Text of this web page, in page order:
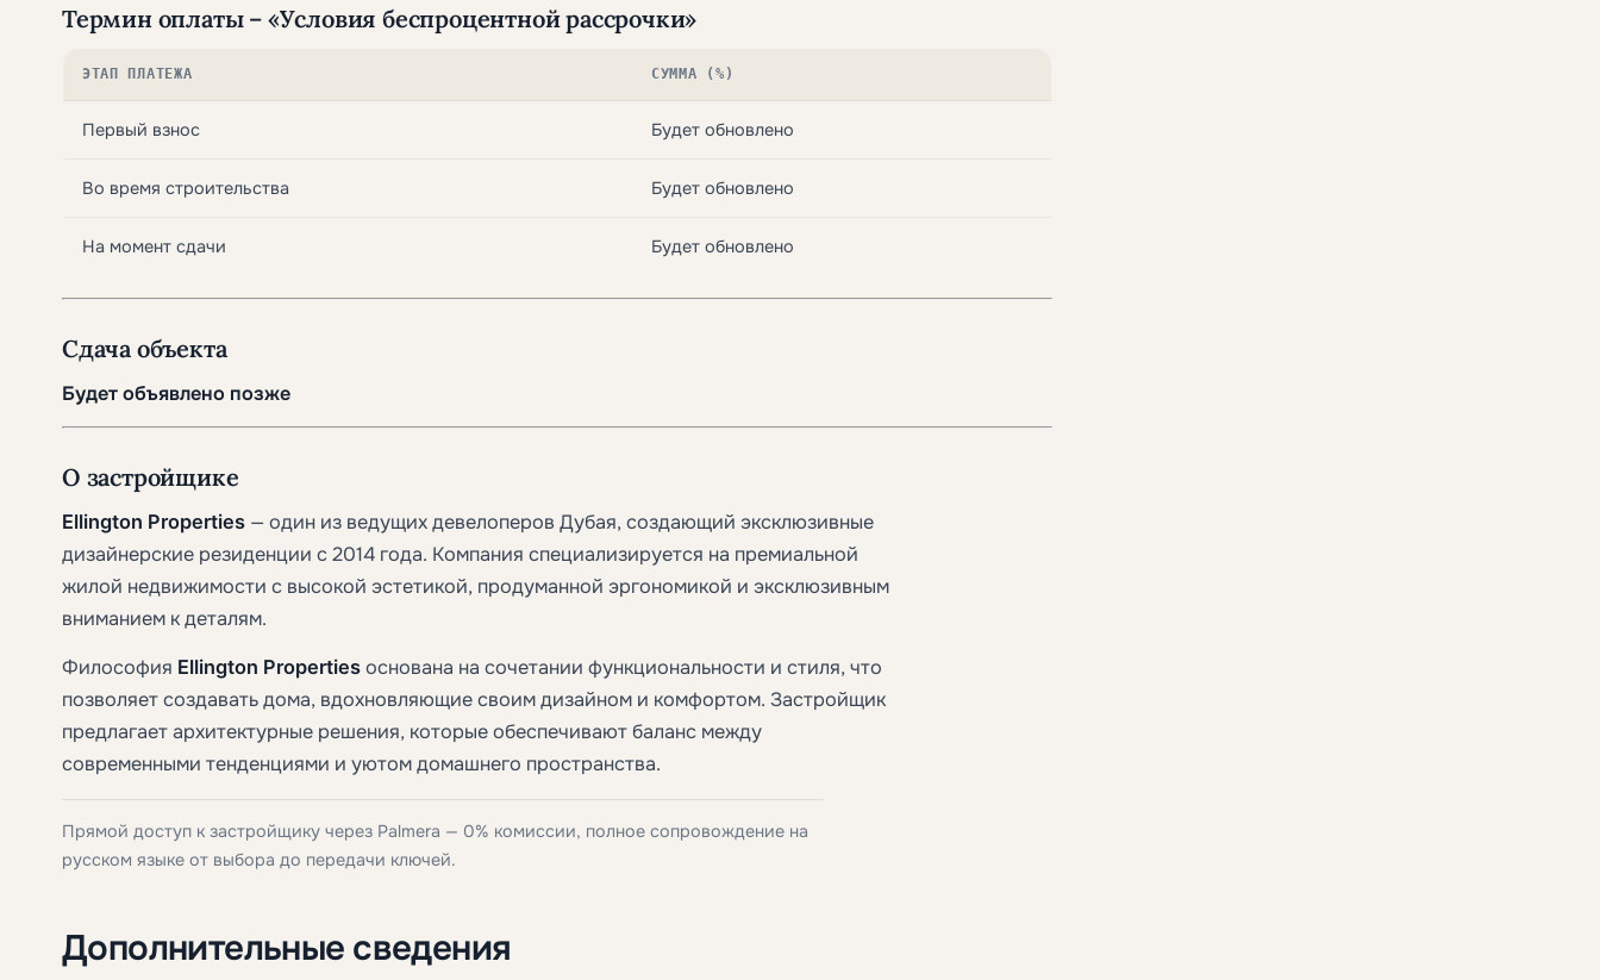
Термин оплаты – «Условия беспроцентной рассрочки»
ЭТАП ПЛАТЕЖА СУММА (%)
Первый взнос Будет обновлено
Во время строительства Будет обновлено
На момент сдачи Будет обновлено
Сдача объекта
Будет объявлено позже
О застройщике
Ellington Properties — один из ведущих девелоперов Дубая, создающий эксклюзивные
дизайнерские резиденции с 2014 года. Компания специализируется на премиальной
жилой недвижимости с высокой эстетикой, продуманной эргономикой и эксклюзивным
вниманием к деталям.
Философия Ellington Properties основана на сочетании функциональности и стиля, что
позволяет создавать дома, вдохновляющие своим дизайном и комфортом. Застройщик
предлагает архитектурные решения, которые обеспечивают баланс между
современными тенденциями и уютом домашнего пространства.
Прямой доступ к застройщику через Palmera — 0% комиссии, полное сопровождение на
русском языке от выбора до передачи ключей.
Дополнительные сведения